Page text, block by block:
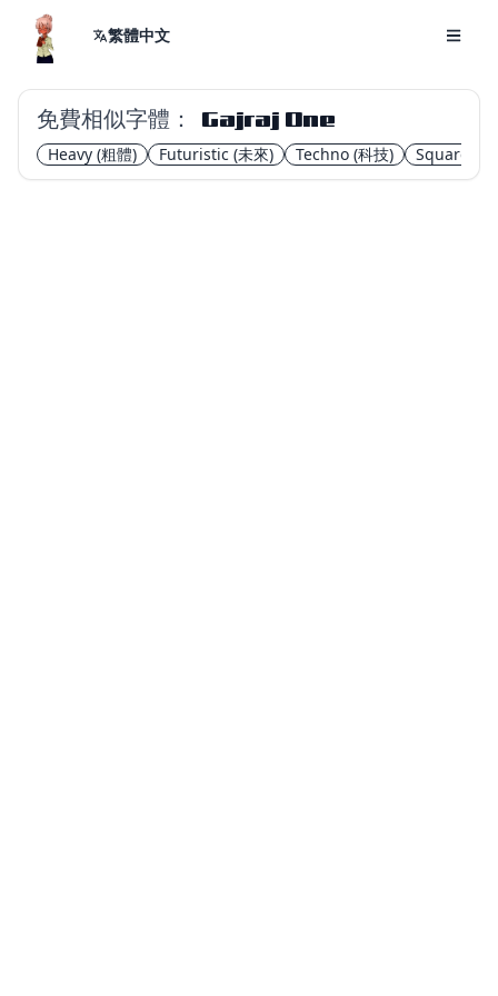
繁體中文
免費相似字體： Gajraj One
Heavy (粗體) Futuristic (未來) Techno (科技) Square